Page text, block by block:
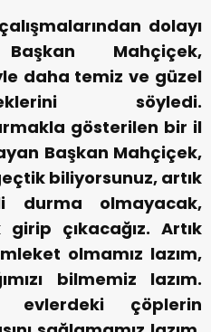
dolayı
Mahçiçek,
daha temiz ve güzel
söyledi.
gösterilen bir il
Başkan Mahçiçek,
biliyorsunuz, artık
durma olmayacak,
çıkacağız. Artık
olmamız lazım,
bilmemiz lazım.
evlerdeki çöplerin